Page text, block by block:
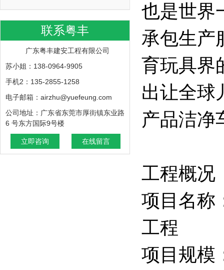
联系粤丰
广东粤丰建安工程有限公司
苏小姐：138-0964-9905
手机2：135-2855-1258
电子邮箱：airzhu@yuefeung.com
公司地址：广东省东莞市厚街镇东业路
6 号东方国际9号楼
立即咨询 在线留言
也是世界
承包生产
育玩具界
出让全球
产品洁净
工程概
项目名称
工程
项目规模